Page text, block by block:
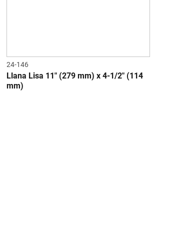
24-146
Llana Lisa 11" (279 mm) x 4-1/2" (114
mm)